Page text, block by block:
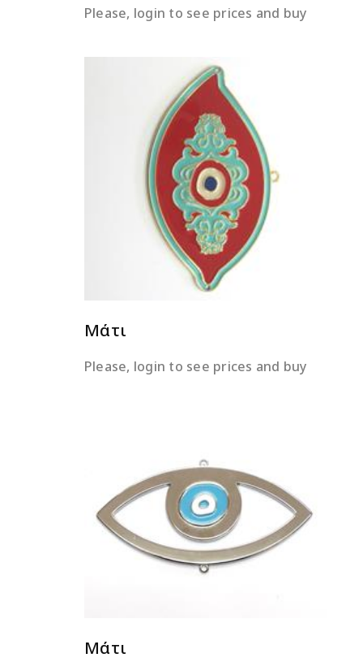
Please, login to see prices and buy
ΔΙΑΒΆΣΤΕ ΠΕΡΙΣΣΌΤΕΡΑ
Μάτι
Please, login to see prices and buy
ΔΙΑΒΆΣΤΕ ΠΕΡΙΣΣΌΤΕΡΑ
Μάτι